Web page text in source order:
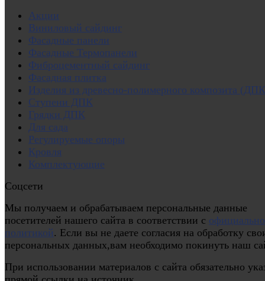
Акции
Виниловый сайдинг
Фасадные панели
Фасадные Термопанели
Фиброцементный сайдинг
Фасадная плитка
Изделия из древесно-полимерного композита
Ступени ДПК
Грядки ДПК
Для сада
Регулируемые опоры
Кровля
Комплектующие
Соцсети
Мы получаем и обрабатываем персональные данные
посетителей нашего сайта в соответствии с
политикой. Если вы не даете согласия на обработку
персональных данных,вам необходимо покинуть наш
При использовании материалов с сайта обязательно